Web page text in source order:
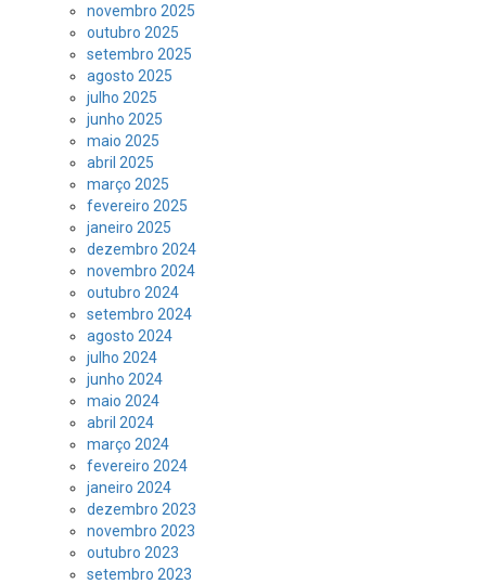
novembro 2025
outubro 2025
setembro 2025
agosto 2025
julho 2025
junho 2025
maio 2025
abril 2025
março 2025
fevereiro 2025
janeiro 2025
dezembro 2024
novembro 2024
outubro 2024
setembro 2024
agosto 2024
julho 2024
junho 2024
maio 2024
abril 2024
março 2024
fevereiro 2024
janeiro 2024
dezembro 2023
novembro 2023
outubro 2023
setembro 2023